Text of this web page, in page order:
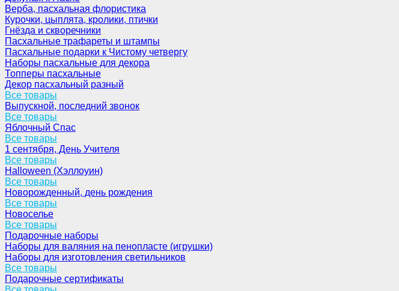
Верба, пасхальная флористика
Курочки, цыплята, кролики, птички
Гнёзда и скворечники
Пасхальные трафареты и штампы
Пасхальные подарки к Чистому четвергу
Наборы пасхальные для декора
Топперы пасхальные
Декор пасхальный разный
Все товары
Выпускной, последний звонок
Все товары
Яблочный Спас
Все товары
1 сентября, День Учителя
Все товары
Halloween (Хэллоуин)
Все товары
Новорожденный, день рождения
Все товары
Новоселье
Все товары
Подарочные наборы
Наборы для валяния на пенопласте (игрушки)
Наборы для изготовления светильников
Все товары
Подарочные сертификаты